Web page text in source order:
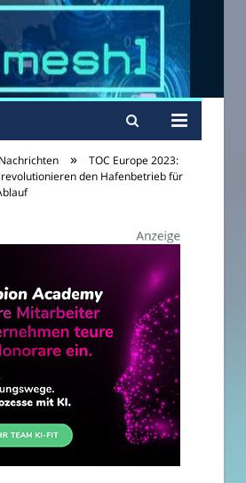
Nachrichten »
TOC Europe 2023:
den Hafenbetrieb für